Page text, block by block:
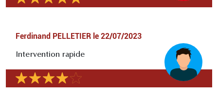
Ferdinand PELLETIER le 22/07/2023
Intervention rapide